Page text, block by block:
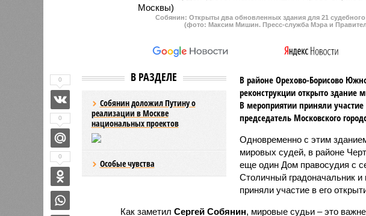
Собянин: Открыты два обновленных здания для 21 судебного
(фото: Максим Мишин. Пресс-служба Мэра и
В РАЗДЕЛЕ
Собянин доложил Путину о
реализации в Москве
национальных проектов
Особые чувства
В районе Орехово-Борисово
реконструкции открыто здание
В мероприятии приняли
председатель Московского
Одновременно с этим
мировых судей, в районе
еще один Дом правосудия с
Столичный градоначальник
приняли участие в его
Как заметил Сергей Собянин, мировые судьи – это
0
0
0